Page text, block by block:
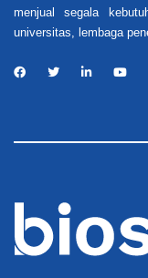
menjual segala
universitas, lembaga